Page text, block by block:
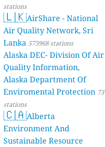
stations
🇱🇰AirShare - National
Air Quality Network, Sri
Lanka 573968 stations
Alaska DEC- Division Of Air
Quality Information,
Alaska Department Of
Enviromental Protection 73
stations
🇨🇦Alberta
Environment And
Sustainable Resource